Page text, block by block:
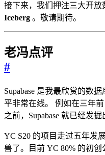
接下来，我们押注三大开放
Iceberg 。敬请期待。
老冯点评
#
Supabase 是我最欣赏的数
平非常在线。 例如在三年
之前，Supabase 就已经发
YC S20 的项目走过五年发
兽了。目前 YC 80% 的初创